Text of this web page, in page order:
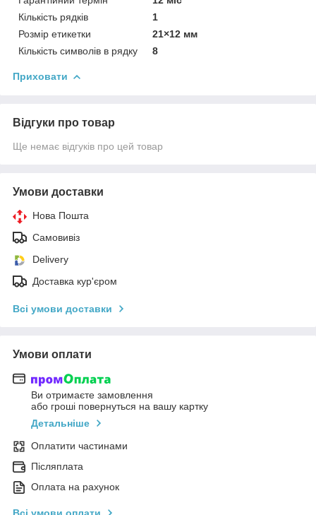
Кількість рядків
1
Розмір етикетки
21×12 мм
Кількість символів в рядку
8
Приховати
Відгуки про товар
Ще немає відгуків про цей товар
Умови доставки
Нова Пошта
Самовивіз
Delivery
Доставка кур'єром
Всі умови доставки
Умови оплати
Ви отримаєте замовлення
або гроші повернуться на вашу картку
Детальніше
Оплатити частинами
Післяплата
Оплата на рахунок